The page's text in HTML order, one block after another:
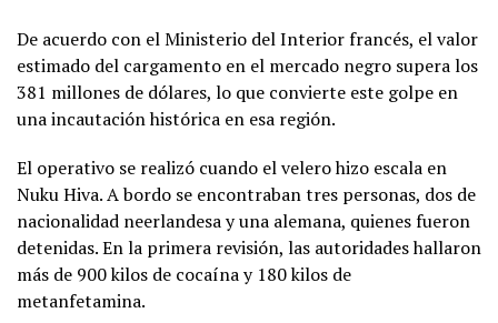
De acuerdo con el Ministerio del Interior francés, el valor
estimado del cargamento en el mercado negro supera los
381 millones de dólares, lo que convierte este golpe en
una incautación histórica en esa región.
El operativo se realizó cuando el velero hizo escala en
Nuku Hiva. A bordo se encontraban tres personas, dos de
nacionalidad neerlandesa y una alemana, quienes fueron
detenidas. En la primera revisión, las autoridades hallaron
más de 900 kilos de cocaína y 180 kilos de
metanfetamina.